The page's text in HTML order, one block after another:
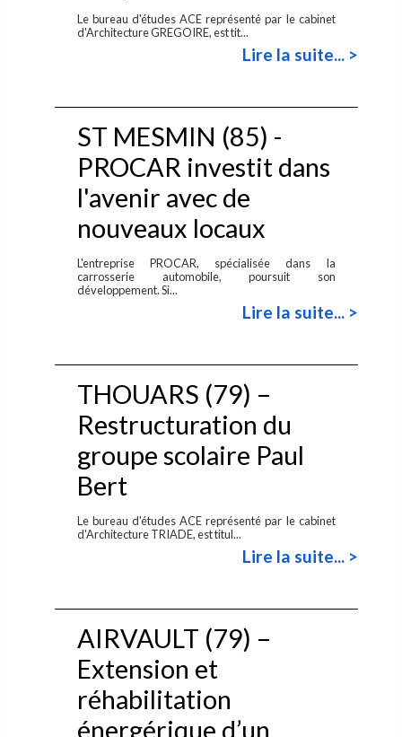
Le bureau d'études ACE représenté par le cabinet
d'Architecture GREGOIRE, est tit...
Lire la suite... >
ST MESMIN (85) -
PROCAR investit dans
l'avenir avec de
nouveaux locaux
L'entreprise PROCAR, spécialisée dans la
carrosserie automobile, poursuit son
développement. Si...
Lire la suite... >
THOUARS (79) –
Restructuration du
groupe scolaire Paul
Bert
Le bureau d'études ACE représenté par le cabinet
d'Architecture TRIADE, est titul...
Lire la suite... >
AIRVAULT (79) –
Extension et
réhabilitation
énergérique d’un